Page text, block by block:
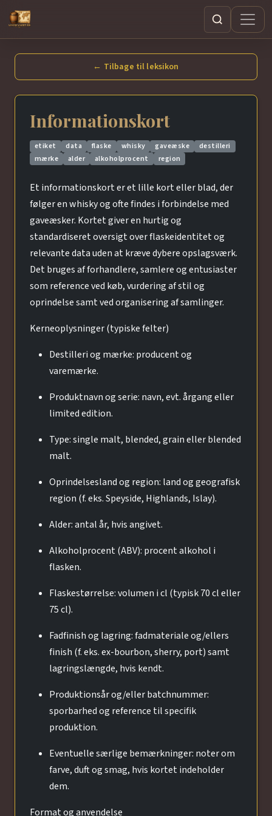
Søg
← Tilbage til leksikon
Informationskort
etiket data flaske whisky gaveæske
destilleri
mærke
alder alkoholprocent region
Et informationskort er et lille kort eller blad, der
følger en whisky og ofte findes i forbindelse med
gaveæsker. Kortet giver en hurtig og
standardiseret oversigt over flaskeidentitet og
relevante data uden at kræve dybere opslagsværk.
Det bruges af forhandlere, samlere og entusiaster
som reference ved køb, vurdering af stil og
oprindelse samt ved organisering af samlinger.
Kerneoplysninger (typiske felter)
Destilleri og mærke: producent og
varemærke.
Produktnavn og serie: navn, evt. årgang eller
limited edition.
Type: single malt, blended, grain eller blended
malt.
Oprindelsesland og region: land og geografisk
region (f. eks. Speyside, Highlands, Islay).
Alder: antal år, hvis angivet.
Alkoholprocent (ABV): procent alkohol i
flasken.
Flaskestørrelse: volumen i cl (typisk 70 cl eller
75 cl).
Fadfinish og lagring: fadmateriale og/ellers
finish (f. eks. ex-bourbon, sherry, port) samt
lagringslængde, hvis kendt.
Produktionsår og/eller batchnummer:
sporbarhed og reference til specifik
produktion.
Eventuelle særlige bemærkninger: noter om
farve, duft og smag, hvis kortet indeholder
dem.
Format og anvendelse